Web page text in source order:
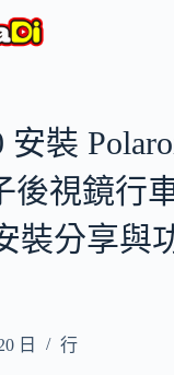
安裝
後視鏡行
裝分享與
日 行